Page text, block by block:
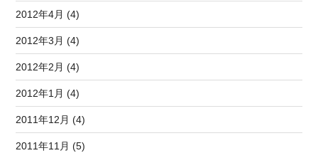
2012年4月 (4)
2012年3月 (4)
2012年2月 (4)
2012年1月 (4)
2011年12月 (4)
2011年11月 (5)